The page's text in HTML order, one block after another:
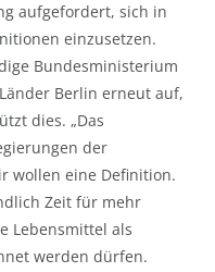
aufgefordert, sich in
einzusetzen.
Bundesministerium
Berlin erneut auf,
dies. „Das
der
wollen eine Definition.
Zeit für mehr
Lebensmittel als
werden dürfen.